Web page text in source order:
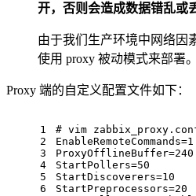
开，否则会造成数据错乱或
由于我们生产环境中网络因
使用 proxy 被动模式来部署。
Proxy 端的自定义配置文件如下：
1
2
3
4
5
6
# vim
EnableRemoteCommands=1
ProxyOfflineBuffer=240
StartPollers=50
StartDiscoverers=10
StartPreprocessors=20